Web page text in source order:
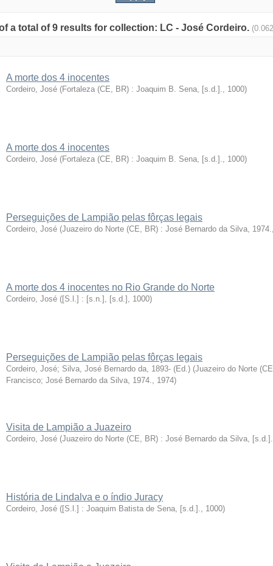
a total of 9 results for collection: LC - José Cordeiro.
A morte dos 4 inocentes
Cordeiro, José (Fortaleza (CE, BR) : Joaquim B. Sena, [s.d.]., 1000)
A morte dos 4 inocentes
Cordeiro, José (Fortaleza (CE, BR) : Joaquim B. Sena, [s.d.]., 1000)
Perseguições de Lampião pelas fôrças legais
Cordeiro, José (Juazeiro do Norte (CE, BR) : José Bernardo da Silva, 1974.,
A morte dos 4 inocentes no Rio Grande do Norte
Cordeiro, José ([S.l.] : [s.n.], [s.d.] , 1000)
Perseguições de Lampião pelas fôrças legais
Cordeiro, José; Silva, José Bernardo da, 1893- (Ed.) (Juazeiro do Norte
Francisco; José Bernardo da Silva, 1974., 1974)
Visita de Lampião a Juazeiro
Cordeiro, José (Juazeiro do Norte (CE, BR) : José Bernardo da Silva, [s.d.].
História de Lindalva e o índio Juracy
Cordeiro, José ([S.l.] : Joaquim Batista de Sena, [s.d.]., 1000)